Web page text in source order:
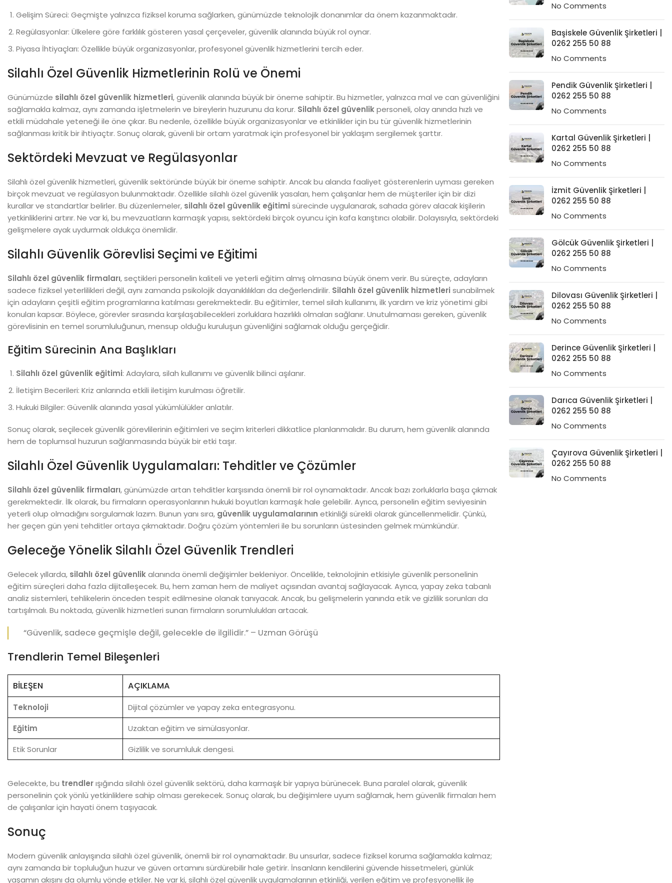
Gelişim Süreci: Geçmişte yalnızca fiziksel koruma sağlarken, günümüzde teknolojik donanımlar da önem kazanmaktadır.
Regülasyonlar: Ülkelere göre farklılık gösteren yasal çerçeveler, güvenlik alanında büyük rol oynar.
Piyasa İhtiyaçları: Özellikle büyük organizasyonlar, profesyonel güvenlik hizmetlerini tercih eder.
Silahlı Özel Güvenlik Hizmetlerinin Rolü ve Önemi
Günümüzde silahlı özel güvenlik hizmetleri, güvenlik alanında büyük bir öneme sahiptir. Bu hizmetler, yalnızca mal ve can güvenliğini
sağlamakla kalmaz, aynı zamanda işletmelerin ve bireylerin huzurunu da korur. Silahlı özel güvenlikpersoneli, olay anında hızlı ve
etkili müdahale yeteneği ile öne çıkar. Bu nedenle, özellikle büyük organizasyonlar ve etkinlikler için bu tür güvenlik hizmetlerinin
sağlanması kritik bir ihtiyaçtır. Sonuç olarak, güvenli bir ortam yaratmak için profesyonel bir yaklaşım sergilemek şarttır.
Sektördeki Mevzuat ve Regülasyonlar
Silahlı özel güvenlik hizmetleri, güvenlik sektöründe büyük bir öneme sahiptir. Ancak bu alanda faaliyet gösterenlerin uyması gereken
birçok mevzuat ve regülasyon bulunmaktadır. Özellikle silahlı özel güvenlik yasaları, hem çalışanlar hem de müşteriler için bir dizi
kurallar ve standartlar belirler. Bu düzenlemeler, silahlı özel güvenlik eğitimi sürecinde uygulanarak, sahada görev alacak kişilerin
yetkinliklerini artırır. Ne var ki, bu mevzuatların karmaşık yapısı, sektördeki birçok oyuncu için kafa karıştırıcı olabilir. Dolayısıyla, sektördeki
gelişmelere ayak uydurmak oldukça önemlidir.
Silahlı Güvenlik Görevlisi Seçimi ve Eğitimi
Silahlı özel güvenlik firmaları, seçtikleri personelin kaliteli ve yeterli eğitim almış olmasına büyük önem verir. Bu süreçte, adayların
sadece fiziksel yeterlilikleri değil, aynı zamanda psikolojik dayanıklılıkları da değerlendirilir. Silahlı özel güvenlik hizmetleri sunabilmek
için adayların çeşitli eğitim programlarına katılması gerekmektedir. Bu eğitimler, temel silah kullanımı, ilk yardım ve kriz yönetimi gibi
konuları kapsar. Böylece, görevler sırasında karşılaşabilecekleri zorluklara hazırlıklı olmaları sağlanır. Unutulmaması gereken, güvenlik
görevlisinin en temel sorumluluğunun, mensup olduğu kuruluşun güvenliğini sağlamak olduğu gerçeğidir.
Eğitim Sürecinin Ana Başlıkları
Silahlı özel güvenlik eğitimi: Adaylara, silah kullanımı ve güvenlik bilinci aşılanır.
İletişim Becerileri: Kriz anlarında etkili iletişim kurulması öğretilir.
Hukuki Bilgiler: Güvenlik alanında yasal yükümlülükler anlatılır.
Sonuç olarak, seçilecek güvenlik görevlilerinin eğitimleri ve seçim kriterleri dikkatlice planlanmalıdır. Bu durum, hem güvenlik alanında
hem de toplumsal huzurun sağlanmasında büyük bir etki taşır.
Silahlı Özel Güvenlik Uygulamaları: Tehditler ve Çözümler
Silahlı özel güvenlik firmaları, günümüzde artan tehditler karşısında önemli bir rol oynamaktadır. Ancak bazı zorluklarla başa çıkmak
gerekmektedir. İlk olarak, bu firmaların operasyonlarının hukuki boyutları karmaşık hale gelebilir. Ayrıca, personelin eğitim seviyesinin
yeterli olup olmadığını sorgulamak lazım. Bunun yanı sıra, güvenlik uygulamalarının etkinliği sürekli olarak güncellenmelidir. Çünkü,
her geçen gün yeni tehditler ortaya çıkmaktadır. Doğru çözüm yöntemleri ile bu sorunların üstesinden gelmek mümkündür.
Geleceğe Yönelik Silahlı Özel Güvenlik Trendleri
Gelecek yıllarda, silahlı özel güvenlikalanında önemli değişimler bekleniyor. Öncelikle, teknolojinin etkisiyle güvenlik personelinin
eğitim süreçleri daha fazla dijitalleşecek. Bu, hem zaman hem de maliyet açısından avantaj sağlayacak. Ayrıca, yapay zeka tabanlı
analiz sistemleri, tehlikelerin önceden tespit edilmesine olanak tanıyacak. Ancak, bu gelişmelerin yanında etik ve gizlilik sorunları da
tartışılmalı. Bu noktada, güvenlik hizmetleri sunan firmaların sorumlulukları artacak.
“Güvenlik, sadece geçmişle değil, gelecekle de ilgilidir.” – Uzman Görüşü
Trendlerin Temel Bileşenleri
BILEŞEN AÇIKLAMA
Teknoloji
Dijital çözümler ve yapay zeka entegrasyonu.
Eğitim
Uzaktan eğitim ve simülasyonlar.
Etik Sorunlar
Gizlilik ve sorumluluk dengesi.
Gelecekte, bu trendlerışığında silahlı özel güvenlik sektörü, daha karmaşık bir yapıya bürünecek. Buna paralel olarak, güvenlik
personelinin çok yönlü yetkinliklere sahip olması gerekecek. Sonuç olarak, bu değişimlere uyum sağlamak, hem güvenlik firmaları hem
de çalışanlar için hayati önem taşıyacak.
Sonuç
Modern güvenlik anlayışında silahlı özel güvenlik, önemli bir rol oynamaktadır. Bu unsurlar, sadece fiziksel koruma sağlamakla kalmaz;
aynı zamanda bir topluluğun huzur ve güven ortamını sürdürebilir hale getirir. İnsanların kendilerini güvende hissetmeleri, günlük
yaşamın akışını da olumlu yönde etkiler. Ne var ki, silahlı özel güvenlik uygulamalarının etkinliği, verilen eğitim ve profesyonellik ile
No Comments
Başiskele Güvenlik Şirketleri |
0262 255 50 88
No Comments
Pendik Güvenlik Şirketleri |
0262 255 50 88
No Comments
Kartal Güvenlik Şirketleri |
0262 255 50 88
No Comments
İzmit Güvenlik Şirketleri |
0262 255 50 88
No Comments
Gölcük Güvenlik Şirketleri |
0262 255 50 88
No Comments
Dilovası Güvenlik Şirketleri |
0262 255 50 88
No Comments
Derince Güvenlik Şirketleri |
0262 255 50 88
No Comments
Darıca Güvenlik Şirketleri |
0262 255 50 88
No Comments
Çayırova Güvenlik Şirketleri |
0262 255 50 88
No Comments